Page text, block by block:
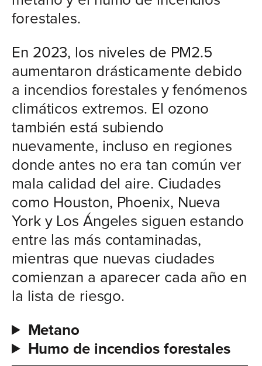
forestales.
En 2023, los niveles de PM2.5
aumentaron drásticamente debido
a incendios forestales y fenómenos
climáticos extremos. El ozono
también está subiendo
nuevamente, incluso en regiones
donde antes no era tan común ver
mala calidad del aire. Ciudades
como Houston, Phoenix, Nueva
York y Los Ángeles siguen estando
entre las más contaminadas,
mientras que nuevas ciudades
comienzan a aparecer cada año en
la lista de riesgo.
Metano
Humo de incendios forestales